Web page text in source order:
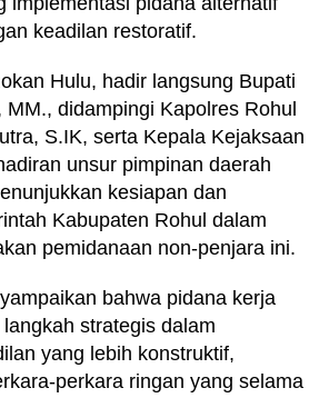
keadilan restoratif.
Hulu, hadir langsung Bupati
MM., didampingi Kapolres Rohul
S.IK, serta Kepala Kejaksaan
unsur pimpinan daerah
kesiapan dan
Kabupaten Rohul dalam
pemidanaan non-penjara ini.
bahwa pidana kerja
strategis dalam
yang lebih konstruktif,
perkara ringan yang selama